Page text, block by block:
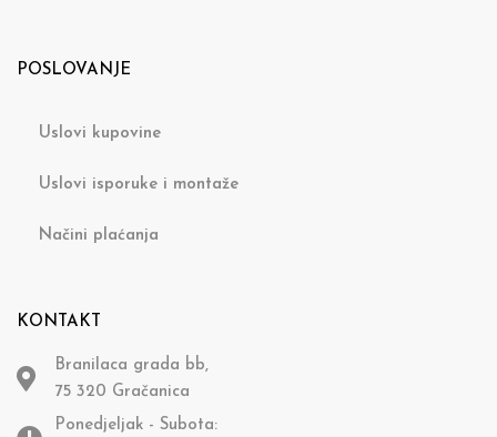
POSLOVANJE
Uslovi kupovine
Uslovi isporuke i montaže
Načini plaćanja
KONTAKT
Branilaca grada bb,
75 320 Gračanica
Ponedjeljak - Subota: